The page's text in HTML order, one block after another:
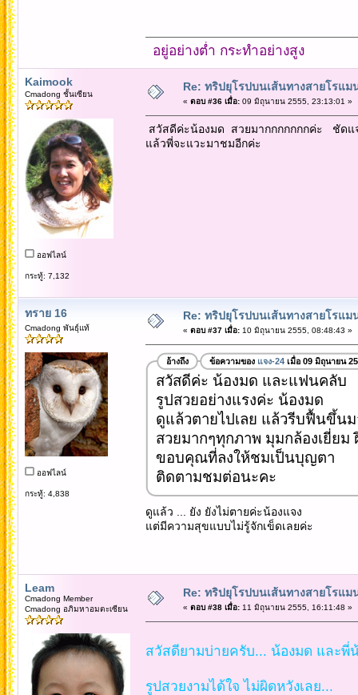
อยู่อย่างต่ำ กระทำอย่างสูง
Kaimook
Cmadong ชั้นเซียน
ออฟไลน์
กระทู้: 7,132
Re: ทริปยุโรปบนเส้นทางสายโรแม
« ตอบ #36 เมื่อ:09 มิถุนายน 2555, 23:13:01 »
สวัสดีค่ะน้องมด สวยมากกกกกกกค่ะ ชัดแ
แล้วพี่จะแวะมาชมอีกค่ะ
ทราย 16
Cmadong พันธุ์แท้
ออฟไลน์
กระทู้: 4,838
Re: ทริปยุโรปบนเส้นทางสายโรแม
« ตอบ #37 เมื่อ:10 มิถุนายน 2555, 08:48:43 »
อ้างถึง ข้อความของ แจง-24เมื่อ 09 มิถุนายน
สวัสดีค่ะ น้องมด และแฟนคลับ
รูปสวยอย่างแรงค่ะ น้องมด
ดูแล้วตายไปเลย แล้วรีบฟื้นขึ้น
สวยมากๆทุกภาพ มุมกล้องเยี่ยม
ขอบคุณที่ลงให้ชมเป็นบุญตา
ติดตามชมต่อนะคะ
ดูแล้ว ... ยัง ยังไม่ตายค่ะน้องแจง
แต่มีความสุขแบบไม่รู้จักเข็ดเลยค่ะ
Leam
Cmadong Member
Cmadong อภิมหาอมตะเซียน
Re: ทริปยุโรปบนเส้นทางสายโรแม
« ตอบ #38 เมื่อ:11 มิถุนายน 2555, 16:11:48 »
สวัสดียามบ่ายครับ... น้องมด และพี่
รูปสวยงามได้ใจ ไม่ผิดหวังเลย...